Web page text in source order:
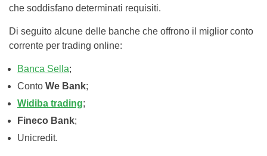
che soddisfano determinati requisiti.
Di seguito alcune delle banche che offrono il miglior conto
corrente per trading online:
Banca Sella;
Conto We Bank;
Widiba trading;
Fineco Bank;
Unicredit.